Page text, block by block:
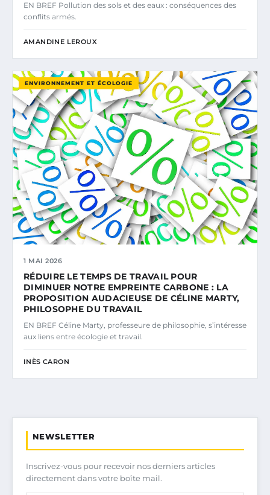
EN BREF Pollution des sols et des eaux : conséquences des
conflits armés.
AMANDINE LEROUX
ENVIRONNEMENT ET ÉCOLOGIE
1 MAI 2026
RÉDUIRE LE TEMPS DE TRAVAIL POUR
DIMINUER NOTRE EMPREINTE CARBONE : LA
PROPOSITION AUDACIEUSE DE CÉLINE MARTY,
PHILOSOPHE DU TRAVAIL
EN BREF Céline Marty, professeure de philosophie, s’intéresse
aux liens entre écologie et travail.
INÈS CARON
NEWSLETTER
Inscrivez-vous pour recevoir nos derniers articles
directement dans votre boîte mail.